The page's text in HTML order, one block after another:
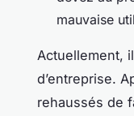
mauvaise
Actuellement,
d’entreprise.
rehaussés de